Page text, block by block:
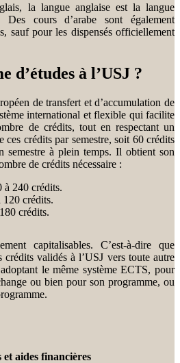
la langue anglaise est la langue
Des cours d’arabe sont également
sauf pour les dispensés officiellement
d’études à l’USJ ?
de transfert et d’accumulation de
international et flexible qui facilite
de crédits, tout en respectant un
crédits par semestre, soit 60 crédits
semestre à plein temps. Il obtient son
de crédits nécessaire :
à 240 crédits.
120 crédits.
crédits.
capitalisables. C’est-à-dire que
crédits validés à l’USJ vers toute autre
le même système ECTS, pour
ou bien pour son programme, ou
et aides financières